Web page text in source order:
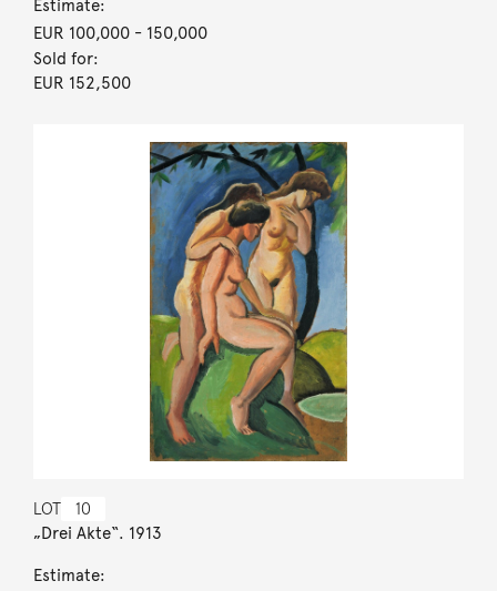
Estimate:
EUR 100,000- 150,000
Sold for:
EUR 152,500
LOT 10
„Drei Akte“. 1913
Estimate: